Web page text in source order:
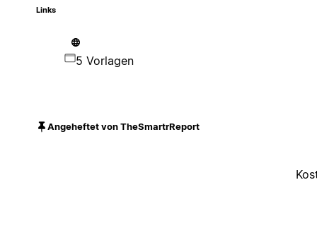
Links
5 Vorlagen
Angeheftet von TheSmartrReport